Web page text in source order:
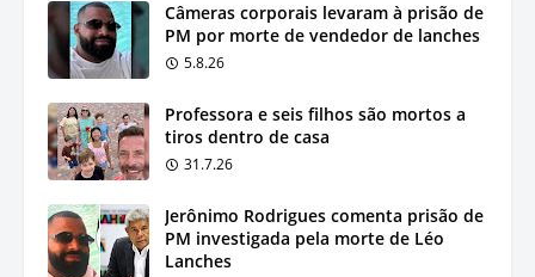
Câmeras corporais levaram à prisão de
PM por morte de vendedor de lanches
5.8.26
Professora e seis filhos são mortos a
tiros dentro de casa
31.7.26
Jerônimo Rodrigues comenta prisão de
PM investigada pela morte de Léo
Lanches